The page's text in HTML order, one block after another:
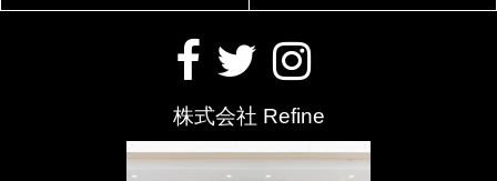
株式会社 Refine